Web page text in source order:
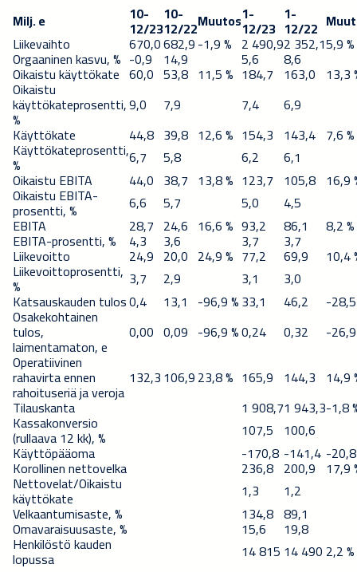
Milj. e
10-
12/23
10-
12/22Muutos1-
12/23
1-
12/22
Liikevaihto
670,0682,9-1,9 % 2 490,92 352,15,9 %
Orgaaninen kasvu, % -0,9 14,9 5,6 8,6
Oikaistu käyttökate 60,0 53,8 11,5 % 184,7 163,0 13,3
Oikaistu
käyttökateprosentti,
%
9,0 7,9 7,4
6,9
Käyttökate
44,8 39,8 12,6 % 154,3 143,4 7,6 %
Käyttökateprosentti,
% 6,7 5,8 6,2
6,1
Oikaistu EBITA
44,0 38,7 13,8 % 123,7 105,8 16,9
Oikaistu EBITA-
prosentti, % 6,6 5,7 5,0
4,5
EBITA
28,7 24,6 16,6 % 93,2 86,1 8,2 %
EBITA-prosentti, % 4,3 3,6 3,7 3,7
Liikevoitto 24,9 20,0 24,9 % 77,2 69,9 10,4
Liikevoittoprosentti,
% 3,7 2,9 3,1
3,0
Katsauskauden tulos0,4 13,1 -96,9 %33,1 46,2 -
Osakekohtainen
tulos,
laimentamaton, e
0,00 0,09 -96,9 %0,24 0,32
-
Operatiivinen
rahavirta ennen
rahoituseriä ja veroja
132,3106,923,8 % 165,9 144,3 14,9
Tilauskanta
1 908,71 943,3-1,8
Kassakonversio
(rullaava 12 kk), % 107,5 100,6
Käyttöpääoma
-170,8 -141,4 -
Korollinen nettovelka 236,8 200,9 17,9
Nettovelat/Oikaistu
käyttökate 1,3
1,2
Velkaantumisaste, %
134,8 89,1
Omavaraisuusaste, % 15,6 19,8
Henkilöstö kauden
lopussa 14 815 14 490 2,2 %